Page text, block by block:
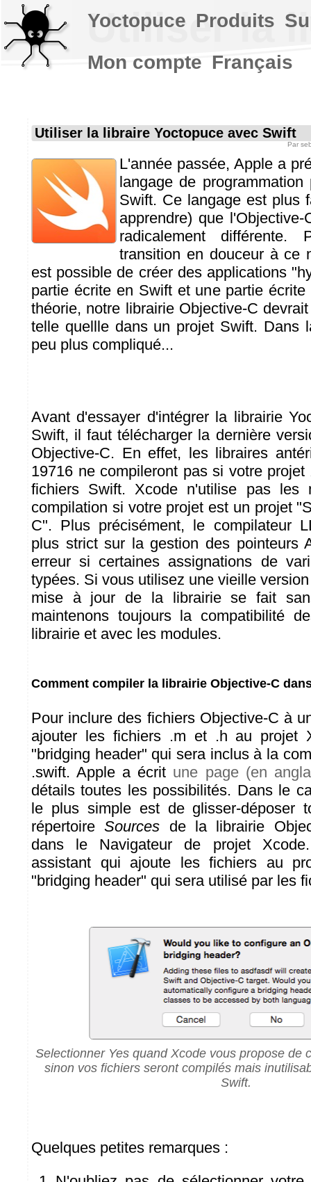
Utiliser la
Utiliser la libraire Yoctopuce avec Swift
Par
L'année passée, Apple a
langage de
Swift. Ce langage est plus
apprendre) que
radicalement différente.
transition en douceur à ce
est possible de créer des applications
partie écrite en Swift et une partie
théorie, notre librairie Objective-C
telle quellle dans un projet Swift. Dans
peu plus compliqué...
Avant d'essayer d'intégrer la librairie
Swift, il faut télécharger la dernière
Objective-C. En effet, les libraires
19716 ne compileront pas si votre
fichiers Swift. Xcode n'utilise pas les
compilation si votre projet est un projet
C". Plus précisément, le compilateur
plus strict sur la gestion des pointeurs
erreur si certaines assignations de
typées. Si vous utilisez une vieille
mise à jour de la librairie se fait
maintenons toujours la compatibilité
librairie et avec les modules.
Comment compiler la librairie Objective-C
Pour inclure des fichiers Objective-C à
ajouter les fichiers .m et .h au projet
"bridging header" qui sera inclus à la
.swift. Apple a écrit une page (en
détails toutes les possibilités. Dans le
le plus simple est de glisser-déposer
répertoireSources de la librairie
dans le Navigateur de projet
assistant qui ajoute les fichiers au
"bridging header" qui sera utilisé par les
Selectionner Yes quand Xcode vous propose de
sinon vos fichiers seront compilés mais
Swift.
Quelques petites remarques :
Yoctopuce Produits
Mon compte Français